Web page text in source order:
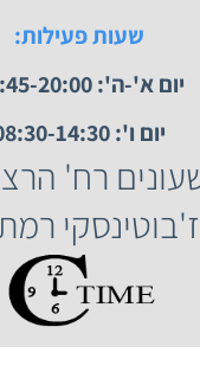
שעות פעילות:
יום א'-ה': 09:45-20:00
יום ו': 08:30-14:30
ז'בוטינסקי